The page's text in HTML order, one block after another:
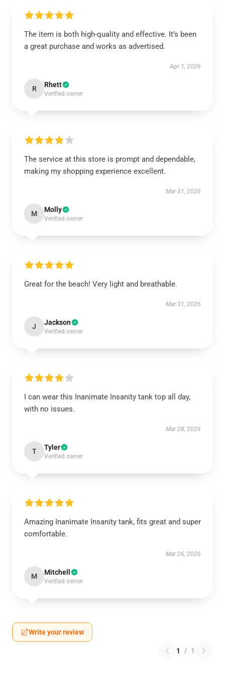
The item is both high-quality and effective. It’s been
a great purchase and works as advertised.
Apr 1, 2026
R Rhett
Verified owner
The service at this store is prompt and dependable,
making my shopping experience excellent.
Mar 31, 2026
M Molly
Verified owner
Great for the beach! Very light and breathable.
Mar 31, 2026
J Jackson
Verified owner
I can wear this Inanimate Insanity tank top all day,
with no issues.
Mar 28, 2026
T Tyler
Verified owner
Amazing Inanimate Insanity tank, fits great and super
comfortable.
Mar 26, 2026
M Mitchell
Verified owner
Write your review
1 / 1